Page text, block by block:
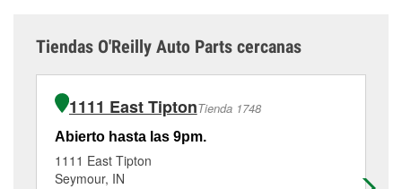
Tiendas O'Reilly Auto Parts cercanas
1111 East TiptonTienda 1748
Abierto hasta las 9pm.
1111 East Tipton
Seymour, IN